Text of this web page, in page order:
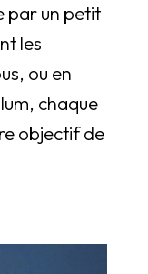
par un petit
les
ou en
chaque
objectif de